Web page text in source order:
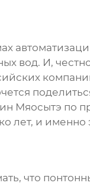
вод. И,
Мяосытэ по
лет, и именно
что